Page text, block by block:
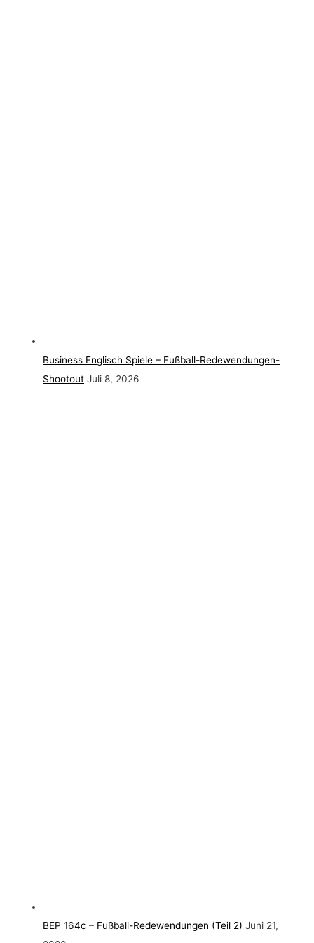
Business Englisch Spiele – Fußball-Redewendungen-
Shootout Juli 8, 2026
BEP 164c – Fußball-Redewendungen (Teil 2) Juni 21,